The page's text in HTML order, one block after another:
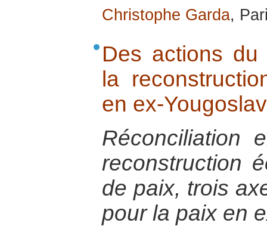
Christophe Garda,
Des actions du
la
en ex-
Réconciliation
reconstruction
de paix, trois
pour la paix en